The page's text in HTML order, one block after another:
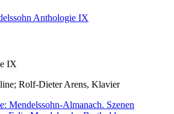
IX
Rolf-Dieter Arens, Klavier